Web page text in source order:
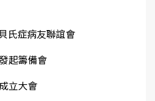
氏症病友聯誼會
起籌備會
立大會